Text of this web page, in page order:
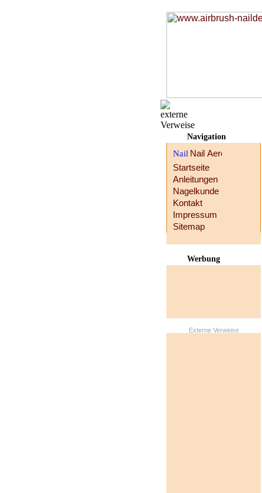
Navigation
Startseite
Anleitungen
Nagelkunde
Kontakt
Impressum
Sitemap
Werbung
Externe Verweise